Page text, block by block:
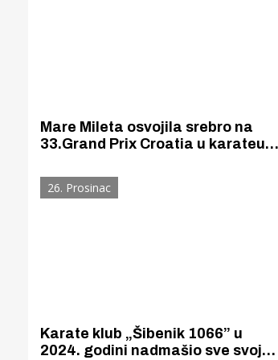
Mare Mileta osvojila srebro na
33.Grand Prix Croatia u karateu u
26 država
26. Prosinac
Karate klub „Šibenik 1066” u
2024. godini nadmašio sve svoje